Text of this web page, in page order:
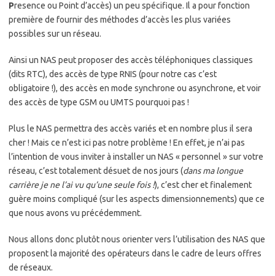
Presence ou Point d’accès) un peu spécifique. Il a pour fonction
première de fournir des méthodes d’accès les plus variées
possibles sur un réseau.
Ainsi un NAS peut proposer des accès téléphoniques classiques
(dits RTC), des accès de type RNIS (pour notre cas c’est
obligatoire !), des accès en mode synchrone ou asynchrone, et voir
des accès de type GSM ou UMTS pourquoi pas !
Plus le NAS permettra des accès variés et en nombre plus il sera
cher ! Mais ce n’est ici pas notre problème ! En effet, je n’ai pas
l’intention de vous inviter à installer un NAS « personnel » sur votre
réseau, c’est totalement désuet de nos jours (dans ma longue
carrière je ne l’ai vu qu’une seule fois !), c’est cher et finalement
guère moins compliqué (sur les aspects dimensionnements) que ce
que nous avons vu précédemment.
Nous allons donc plutôt nous orienter vers l’utilisation des NAS que
proposent la majorité des opérateurs dans le cadre de leurs offres
de réseaux.